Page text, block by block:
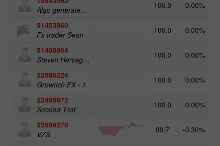
Algo generated Portfolio (AUTO TRADING ONLY)
100.0 0.00%
51453860
Fx trader Sean
100.0 0.00%
51460864
Steven Herceg Bot Account
100.0 0.00%
22086224
Growrich FX - 1
100.0 0.00%
22495672
Second Test
100.0 0.00%
22509270
VZS
99.7 -0.30%